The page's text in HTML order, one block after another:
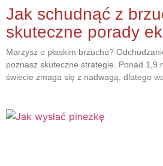
Jak schudnąć z
skuteczne porady
Marzysz o płaskim brzuchu?
poznasz skuteczne strategie. Ponad 1,9
świecie zmaga się z nadwagą, dlatego